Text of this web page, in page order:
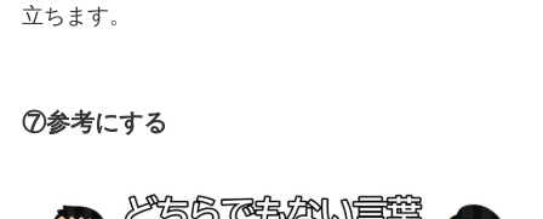
立ちます。
⑦参考にする